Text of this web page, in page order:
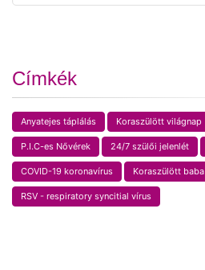
Címkék
Anyatejes táplálás Koraszülött világnap
P.I.C-es Nővérek 24/7 szülői jelenlét
COVID-19 koronavírus Koraszülött baba
RSV - respiratory syncitial vírus